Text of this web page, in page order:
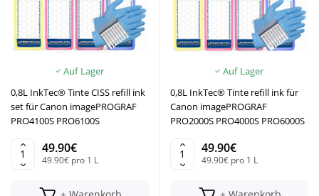
Auf Lager
0,8L InkTec® Tinte CISS refill ink
set für Canon imagePROGRAF
PRO4100S PRO6100S
49.90€
49.90€ pro 1 L
Auf Lager
0,8L InkTec® Tinte refill ink für
Canon imagePROGRAF
PRO2000S PRO4000S PRO6000S
49.90€
49.90€ pro 1 L